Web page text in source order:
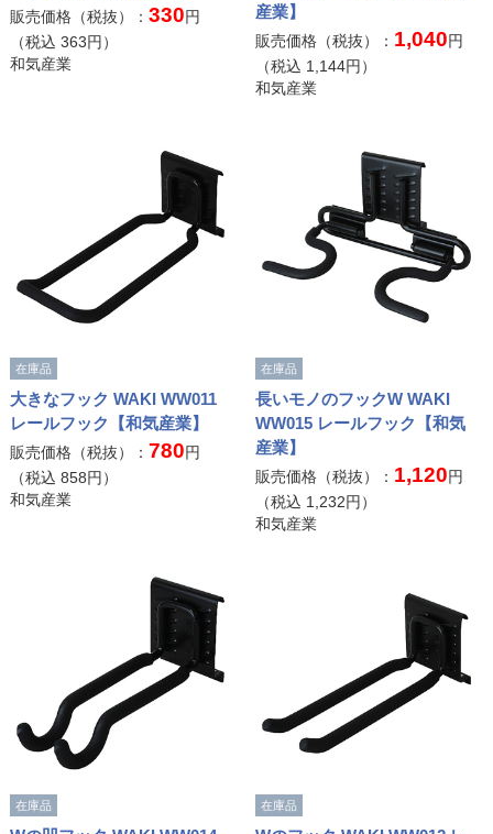
販売価格（税抜）： 330円
（税込 363円）
和気産業
産業】
販売価格（税抜）： 1,040円
（税込 1,144円）
和気産業
在庫品
大きなフック WAKI WW011
レールフック【和気産業】
販売価格（税抜）： 780円
（税込 858円）
和気産業
在庫品
長いモノのフックW WAKI
WW015 レールフック【和気
産業】
販売価格（税抜）： 1,120円
（税込 1,232円）
和気産業
在庫品 在庫品